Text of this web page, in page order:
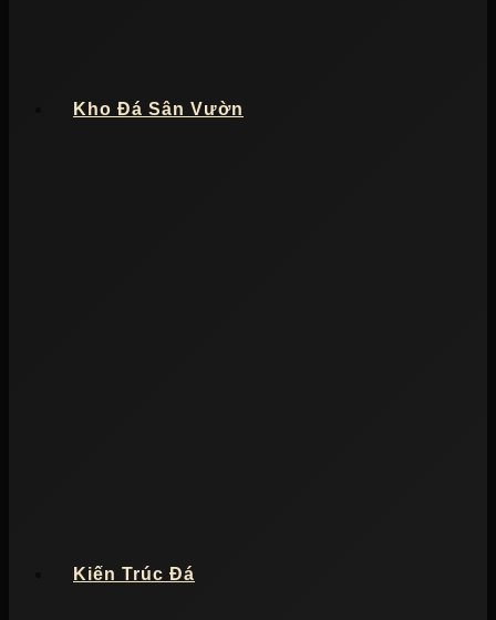
Kho Đá Sân Vườn
Kiến Trúc Đá